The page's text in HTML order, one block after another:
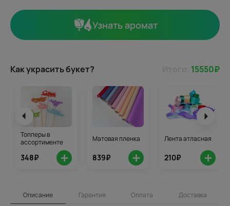
Узнать аромат
Как украсить букет? 15550₽
Топперы в
ассортименте
348₽ +
Матовая пленка
839₽ +
Лента атласная
210₽ +
Описание Гарантия Оплата Доставка